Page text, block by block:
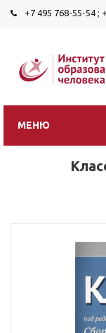
+7 495 768-55-54 ;
МЕНЮ